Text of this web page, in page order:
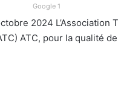
Google 1
2024 L’Association
ATC, pour la qualité